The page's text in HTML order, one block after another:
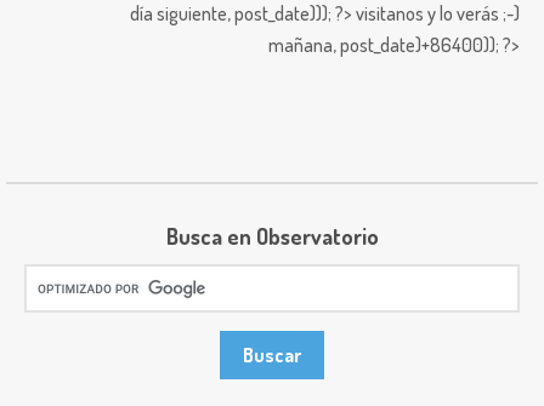
día siguiente,post_date))); ?> visitanos y lo verás ;-)
mañana,post_date)+86400)); ?>
Busca en Observatorio